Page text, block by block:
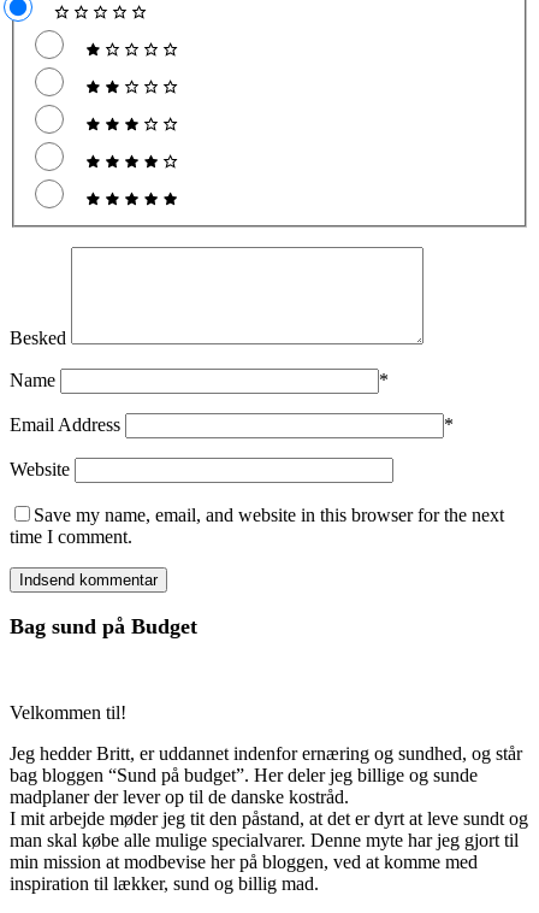
Besked
Name *
Email Address *
Website
Save my name, email, and website in this browser for the next
time I comment.
Bag sund på Budget
Velkommen til!
Jeg hedder Britt, er uddannet indenfor ernæring og sundhed, og står
bag bloggen “Sund på budget”. Her deler jeg billige og sunde
madplaner der lever op til de danske kostråd.
I mit arbejde møder jeg tit den påstand, at det er dyrt at leve sundt og
man skal købe alle mulige specialvarer. Denne myte har jeg gjort til
min mission at modbevise her på bloggen, ved at komme med
inspiration til lækker, sund og billig mad.